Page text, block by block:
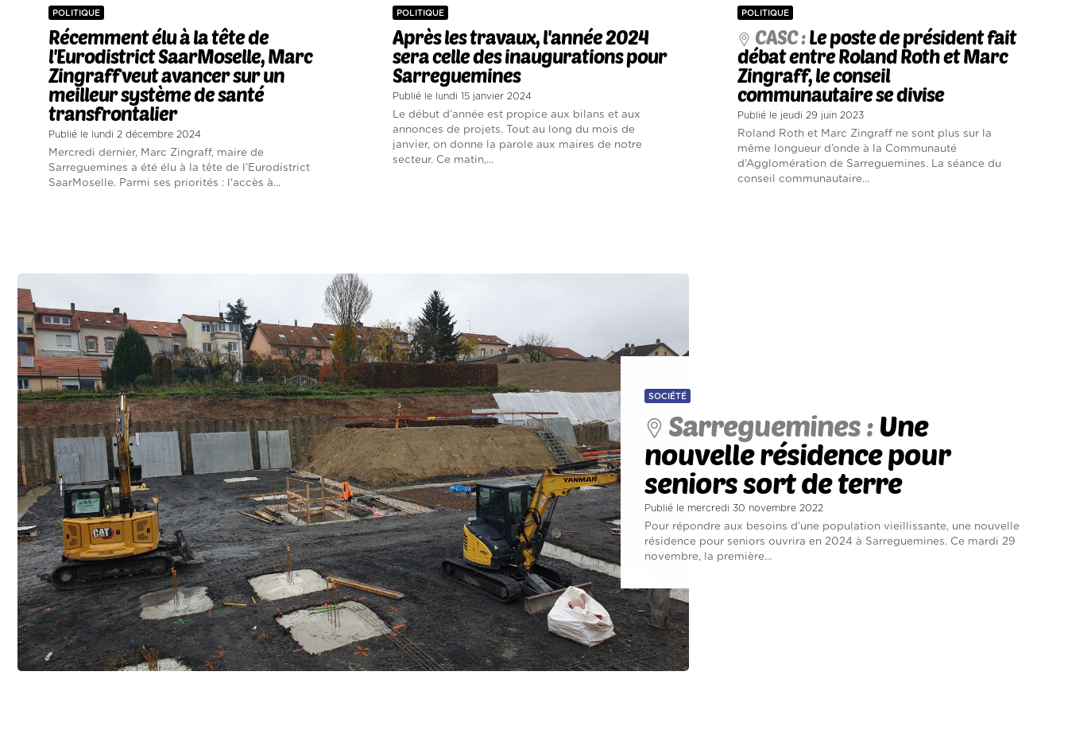
POLITIQUE
Récemment élu à la tête de
l'Eurodistrict SaarMoselle, Marc
Zingraff veut avancer sur un
meilleur système de santé
transfrontalier
Publié le lundi 2 décembre 2024
Mercredi dernier, Marc Zingraff, maire de
Sarreguemines a été élu à la tête de l’Eurodistrict
SaarMoselle. Parmi ses priorités : l'accès à...
POLITIQUE
Après les travaux, l'année 2024
sera celle des inaugurations pour
Sarreguemines
Publié le lundi 15 janvier 2024
Le début d’année est propice aux bilans et aux
annonces de projets. Tout au long du mois de
janvier, on donne la parole aux maires de notre
secteur. Ce matin,...
POLITIQUE
CASC :Le poste de président fait
débat entre Roland Roth et Marc
Zingraff, le conseil
communautaire se divise
Publié le jeudi 29 juin 2023
Roland Roth et Marc Zingraff ne sont plus sur la
même longueur d’onde à la Communauté
d’Agglomération de Sarreguemines. La séance du
conseil communautaire...
SOCIÉTÉ
Sarreguemines : Une
nouvelle résidence pour
seniors sort de terre
Publié le mercredi 30 novembre 2022
Pour répondre aux besoins d’une population vieillissante, une nouvelle
résidence pour seniors ouvrira en 2024 à Sarreguemines. Ce mardi 29
novembre, la première...